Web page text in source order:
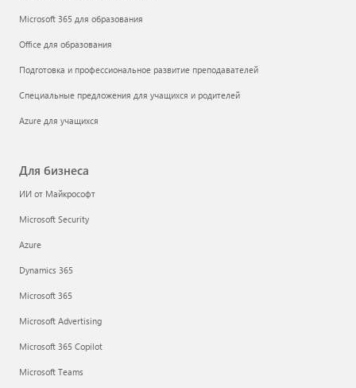
Microsoft 365 для образования
Office для образования
Подготовка и профессиональное развитие преподавателей
Специальные предложения для учащихся и родителей
Azure для учащихся
Для бизнеса
ИИ от Майкрософт
Microsoft Security
Azure
Dynamics 365
Microsoft 365
Microsoft Advertising
Microsoft 365 Copilot
Microsoft Teams